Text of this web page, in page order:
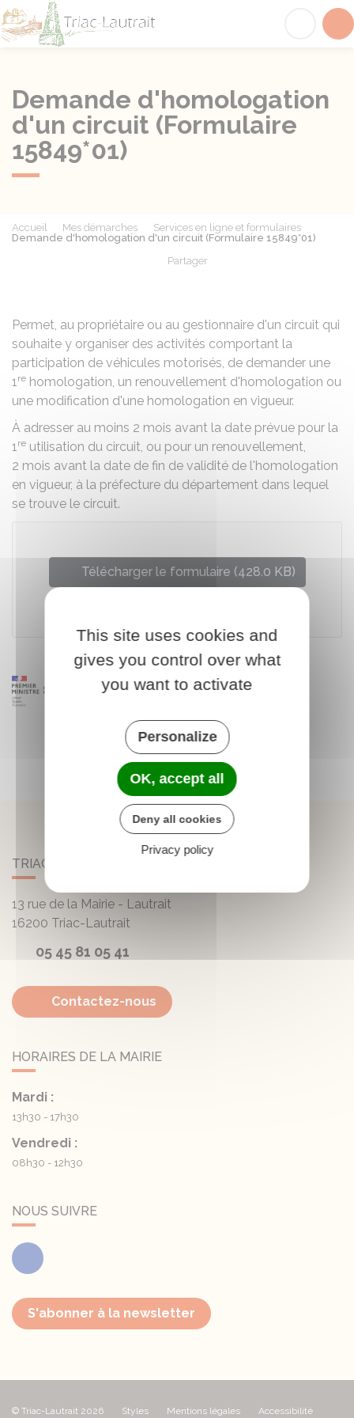
Demande d'homologation
d'un circuit (Formulaire
15849*01)
Accueil Mes démarches
Services en ligne et formulaires
Demande d'homologation d'un circuit (Formulaire 15849*01)
Partager
Permet, au propriétaire ou au gestionnaire d'un circuit qui
souhaite y organiser des activités comportant la
participation de véhicules motorisés, de demander une
1re homologation, un renouvellement d'homologation ou
une modification d'une homologation en vigueur.
À adresser au moins 2 mois avant la date prévue pour la
1re utilisation du circuit, ou pour un renouvellement,
2 mois avant la date de fin de validité de l'homologation
en vigueur, à la préfecture du département dans lequel
se trouve le circuit.
Télécharger le formulaire (428.0 KB)
TRIAC-LAUTRAIT
13 rue de la Mairie - Lautrait
16200 Triac-Lautrait
05 45 81 05 41
Contactez-nous
HORAIRES DE LA MAIRIE
Mardi :
13h30 - 17h30
Vendredi :
08h30 - 12h30
NOUS SUIVRE
Facebook
S'abonner à la newsletter
© Triac-Lautrait 2026 Styles Mentions légales Accessibilité
This site uses cookies and
gives you control over what
you want to activate
Personalize
OK, accept all
Deny all cookies
Privacy policy